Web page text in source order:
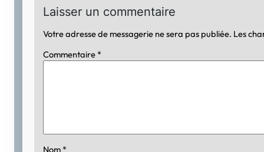
Laisser un commentaire
Votre adresse de messagerie ne sera pas publiée. Les
Commentaire *
Nom *